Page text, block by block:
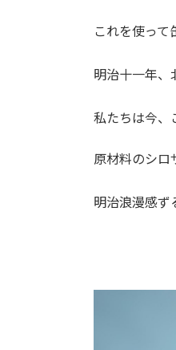
これを使って
明治十一年、
私たちは今、
原材料のシロ
明治浪漫感ず